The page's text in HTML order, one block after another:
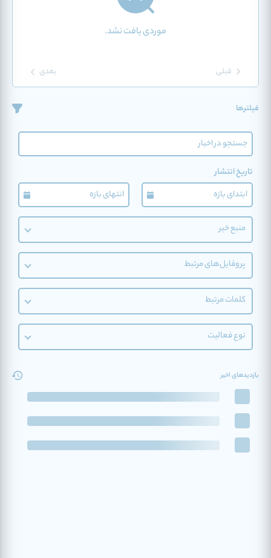
موردی یافت نشد.
قبلی بعدی
فیلترها
تاریخ انتشار
منبع خبر
پروفایل‌های مرتبط
کلمات مرتبط
نوع فعالیت
بازدیدهای اخیر